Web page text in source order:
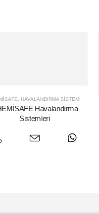
HAVALANDIRMA SISTEMI
Havalandırma
Sistemleri